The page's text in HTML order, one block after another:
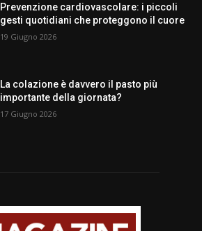
Prevenzione cardiovascolare: i piccoli
gesti quotidiani che proteggono il cuore
19 Giugno 2026
La colazione è davvero il pasto più
importante della giornata?
17 Giugno 2026